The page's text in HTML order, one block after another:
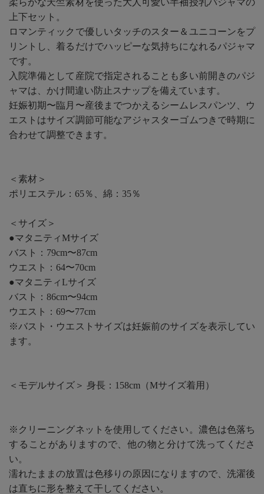
上下セット。
ロマンティックで優しいタッチのスター＆ユニコーンをプ
リントし、着るだけでハッピーな気持ちになれるパジャマ
です。
入院準備として産院で指定されることも多い前開きのパジ
ャマは、かけ間違い防止スナップを備えています。
妊娠初期〜臨月〜産後までつかえるシームレスパンツ、ウ
エストはサイズ調節可能なアジャスターゴムつきで時期に
合わせて調整できます。
＜素材＞
ポリエステル：65％、綿：35％
＜サイズ＞
●マタニティMサイズ
バスト：79cm〜87cm
ウエスト：64〜70cm
●マタニティLサイズ
バスト：86cm〜94cm
ウエスト：69〜77cm
※バスト・ウエストサイズは妊娠前のサイズを表示してい
ます。
＜モデルサイズ＞ 身長：158cm（Mサイズ着用）
※クリーニングネットを使用してください。濃色は色落ち
することがありますので、他の物と分けて洗ってくださ
い。
濡れたままの放置は色移りの原因になりますので、洗濯後
は直ちに形を整えて干してください。